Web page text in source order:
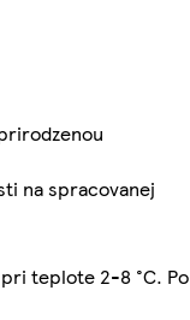
na spracovanej
teplote 2-8 °C. Po